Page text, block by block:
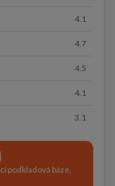
4.1
4.7
4.5
4.1
3.1
podkladová báze,